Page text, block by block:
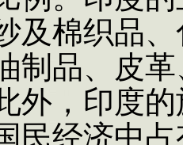
及棉织品
制品、皮
外，印度
民经济中